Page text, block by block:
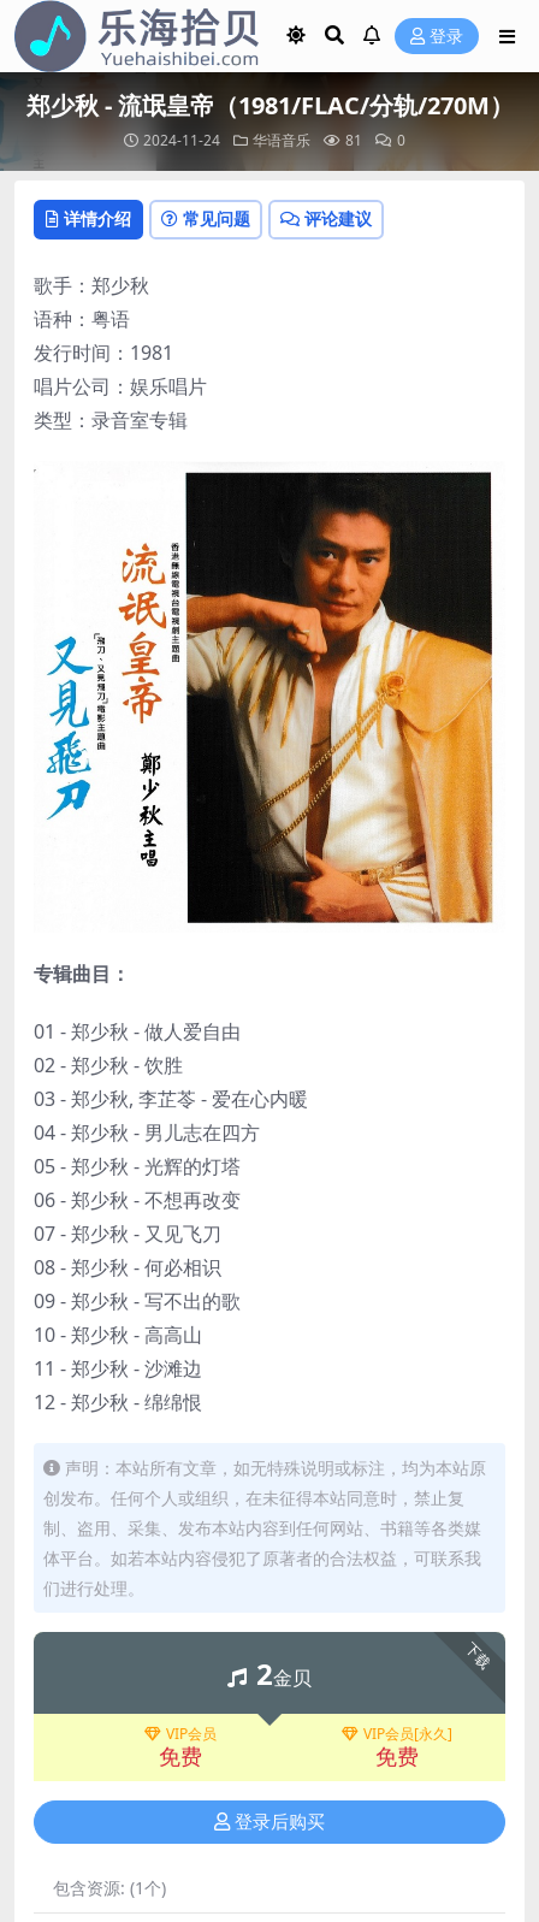
登录
郑少秋 - 流氓皇帝（1981/FLAC/分轨/270M）
2024-11-24 华语音乐 81 0
详情介绍 常见问题 评论建议
歌手：郑少秋
语种：粤语
发行时间：1981
唱片公司：娱乐唱片
类型：录音室专辑
专辑曲目：
01 - 郑少秋 - 做人爱自由
02 - 郑少秋 - 饮胜
03 - 郑少秋, 李芷苓 - 爱在心内暖
04 - 郑少秋 - 男儿志在四方
05 - 郑少秋 - 光辉的灯塔
06 - 郑少秋 - 不想再改变
07 - 郑少秋 - 又见飞刀
08 - 郑少秋 - 何必相识
09 - 郑少秋 - 写不出的歌
10 - 郑少秋 - 高高山
11 - 郑少秋 - 沙滩边
12 - 郑少秋 - 绵绵恨
声明：本站所有文章，如无特殊说明或标注，均为本站原
创发布。任何个人或组织，在未征得本站同意时，禁止复
制、盗用、采集、发布本站内容到任何网站、书籍等各类媒
体平台。如若本站内容侵犯了原著者的合法权益，可联系我
们进行处理。
下载
2金贝
VIP会员
免费
VIP会员[永久]
免费
登录后购买
包含资源: (1个)